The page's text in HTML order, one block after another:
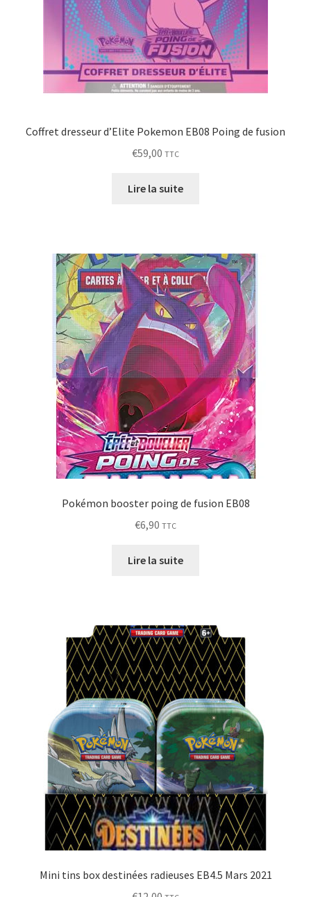
Coffret dresseur d’Elite Pokemon EB08 Poing de fusion
€59,00 TTC
Lire la suite
Pokémon booster poing de fusion EB08
€6,90 TTC
Lire la suite
Mini tins box destinées radieuses EB4.5 Mars 2021